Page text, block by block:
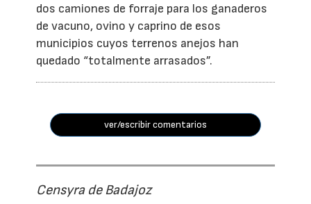
dos camiones de forraje para los ganaderos
de vacuno, ovino y caprino de esos
municipios cuyos terrenos anejos han
quedado “totalmente arrasados”.
ver/escribir comentarios
Censyra de Badajoz